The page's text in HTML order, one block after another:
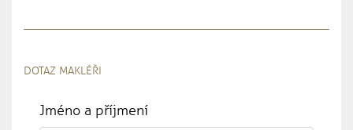
DOTAZ MAKLÉŘI
Jméno a příjmení